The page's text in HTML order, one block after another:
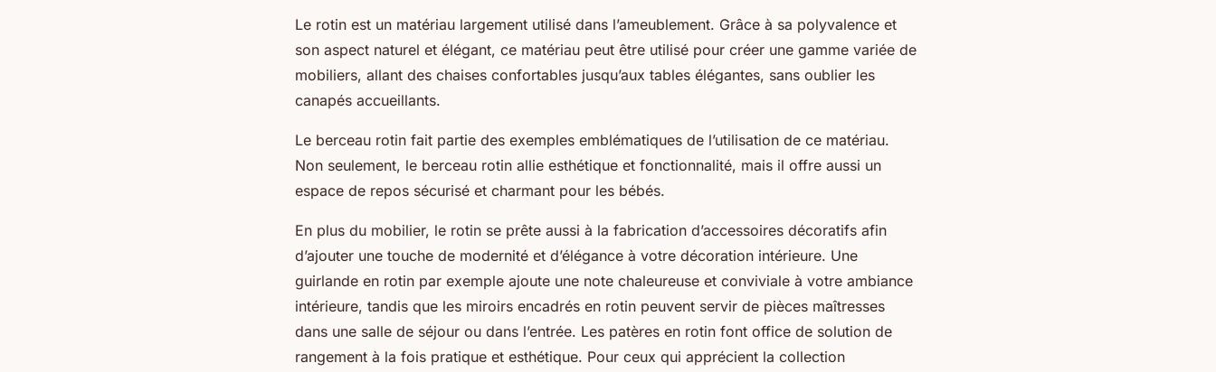
Le rotin est un matériau largement utilisé dans l’ameublement. Grâce à sa polyvalence et
son aspect naturel et élégant, ce matériau peut être utilisé pour créer une gamme variée de
mobiliers, allant des chaises confortables jusqu’aux tables élégantes, sans oublier les
canapés accueillants.
Le berceau rotin fait partie des exemples emblématiques de l’utilisation de ce matériau.
Non seulement, le berceau rotin allie esthétique et fonctionnalité, mais il offre aussi un
espace de repos sécurisé et charmant pour les bébés.
En plus du mobilier, le rotin se prête aussi à la fabrication d’accessoires décoratifs afin
d’ajouter une touche de modernité et d’élégance à votre décoration intérieure. Une
guirlande en rotin par exemple ajoute une note chaleureuse et conviviale à votre ambiance
intérieure, tandis que les miroirs encadrés en rotin peuvent servir de pièces maîtresses
dans une salle de séjour ou dans l’entrée. Les patères en rotin font office de solution de
rangement à la fois pratique et esthétique. Pour ceux qui apprécient la collection